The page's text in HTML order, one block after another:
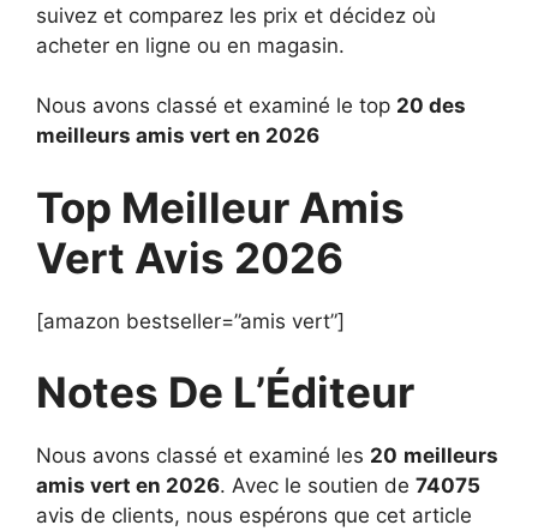
suivez et comparez les prix et décidez où
acheter en ligne ou en magasin.
Nous avons classé et examiné le top 20 des
meilleurs amis vert en 2026
Top Meilleur Amis
Vert Avis 2026
[amazon bestseller=”amis vert”]
Notes De L’Éditeur
Nous avons classé et examiné les 20 meilleurs
amis vert en 2026. Avec le soutien de 74075
avis de clients, nous espérons que cet article